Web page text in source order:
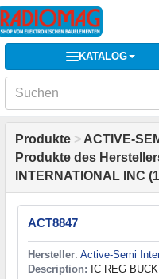
KATALOG
Produkte > ACTIVE-
Produkte des
INTERNATIONAL INC
ACT8847
Hersteller: Active-Semi
Description: IC REG